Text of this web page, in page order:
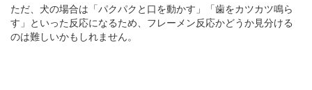
ただ、犬の場合は「パクパクと口を動かす」「歯をカツカツ鳴ら
す」といった反応になるため、フレーメン反応かどうか見分ける
のは難しいかもしれません。